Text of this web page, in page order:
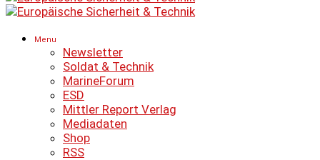
Menu
Newsletter
Soldat & Technik
MarineForum
ESD
Mittler Report Verlag
Mediadaten
Shop
RSS